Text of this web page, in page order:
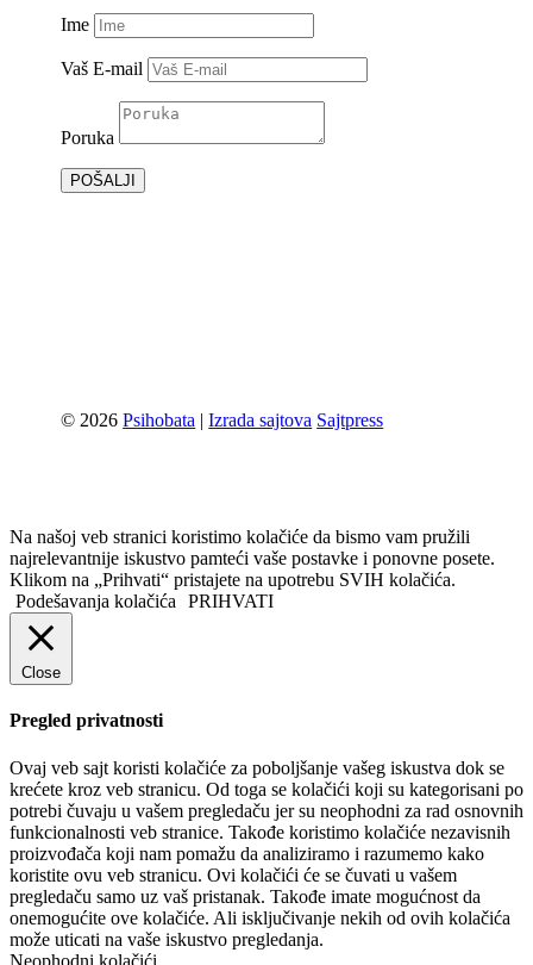
Ime
Vaš E-mail
Poruka
POŠALJI
© 2026Psihobata |Izrada sajtova Sajtpress
Na našoj veb stranici koristimo kolačiće da bismo vam pružili
najrelevantnije iskustvo pamteći vaše postavke i ponovne posete.
Klikom na „Prihvati“ pristajete na upotrebu SVIH kolačića.
Podešavanja kolačića
PRIHVATI
Close
Pregled privatnosti
Ovaj veb sajt koristi kolačiće za poboljšanje vašeg iskustva dok se
krećete kroz veb stranicu. Od toga se kolačići koji su kategorisani po
potrebi čuvaju u vašem pregledaču jer su neophodni za rad osnovnih
funkcionalnosti veb stranice. Takođe koristimo kolačiće nezavisnih
proizvođača koji nam pomažu da analiziramo i razumemo kako
koristite ovu veb stranicu. Ovi kolačići će se čuvati u vašem
pregledaču samo uz vaš pristanak. Takođe imate mogućnost da
onemogućite ove kolačiće. Ali isključivanje nekih od ovih kolačića
može uticati na vaše iskustvo pregledanja.
Neophodni kolačići